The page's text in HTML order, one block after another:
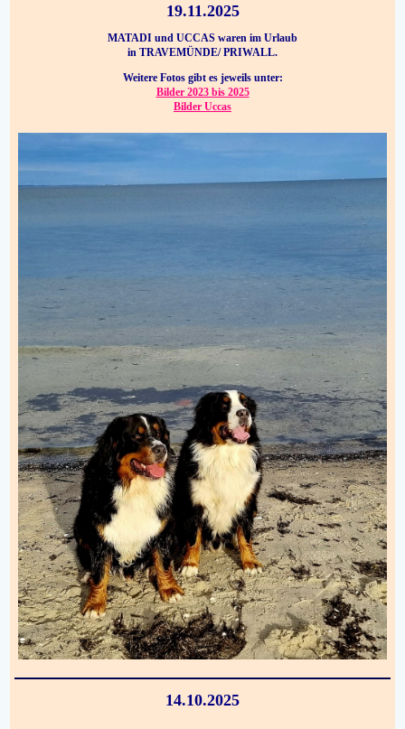
19.11.2025
MATADI und UCCAS waren im Urlaub
in TRAVEMÜNDE/ PRIWALL.
Weitere Fotos gibt es jeweils unter:
Bilder 2023 bis 2025
Bilder Uccas
14.10.2025